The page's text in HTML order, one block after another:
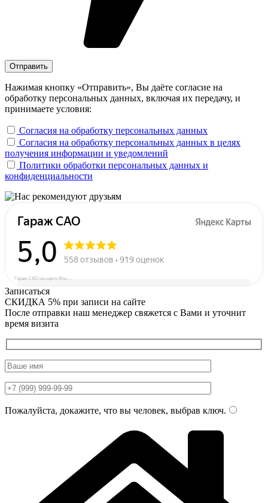
Нажимая кнопку «Отправить», Вы даёте согласие на
обработку персональных данных, включая их передачу, и
принимаете условия:
Согласия на обработку персональных данных
Согласия на обработку персональных данных в целях
получения информации и уведомлений
Политики обработки персональных данных и
конфиденциальности
Записаться
СКИДКА 5% при записи на сайте
После отправки наш менеджер свяжется с Вами и уточнит
время визита
Пожалуйста, докажите, что вы человек, выбрав ключ.